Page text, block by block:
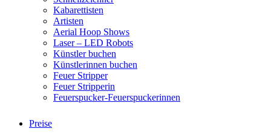
Kabarettisten
Artisten
Aerial Hoop Shows
Laser – LED Robots
Künstler buchen
Künstlerinnen buchen
Feuer Stripper
Feuer Stripperin
Feuerspucker-Feuerspuckerinnen
Preise